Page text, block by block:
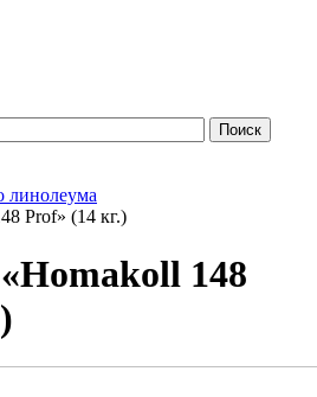
линолеума
Prof» (14 кг.)
148